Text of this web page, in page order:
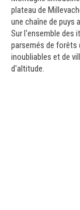
plateau de
une chaîne de puys
Sur l'ensemble des
parsemés de forêts
inoubliables et de
d'altitude.